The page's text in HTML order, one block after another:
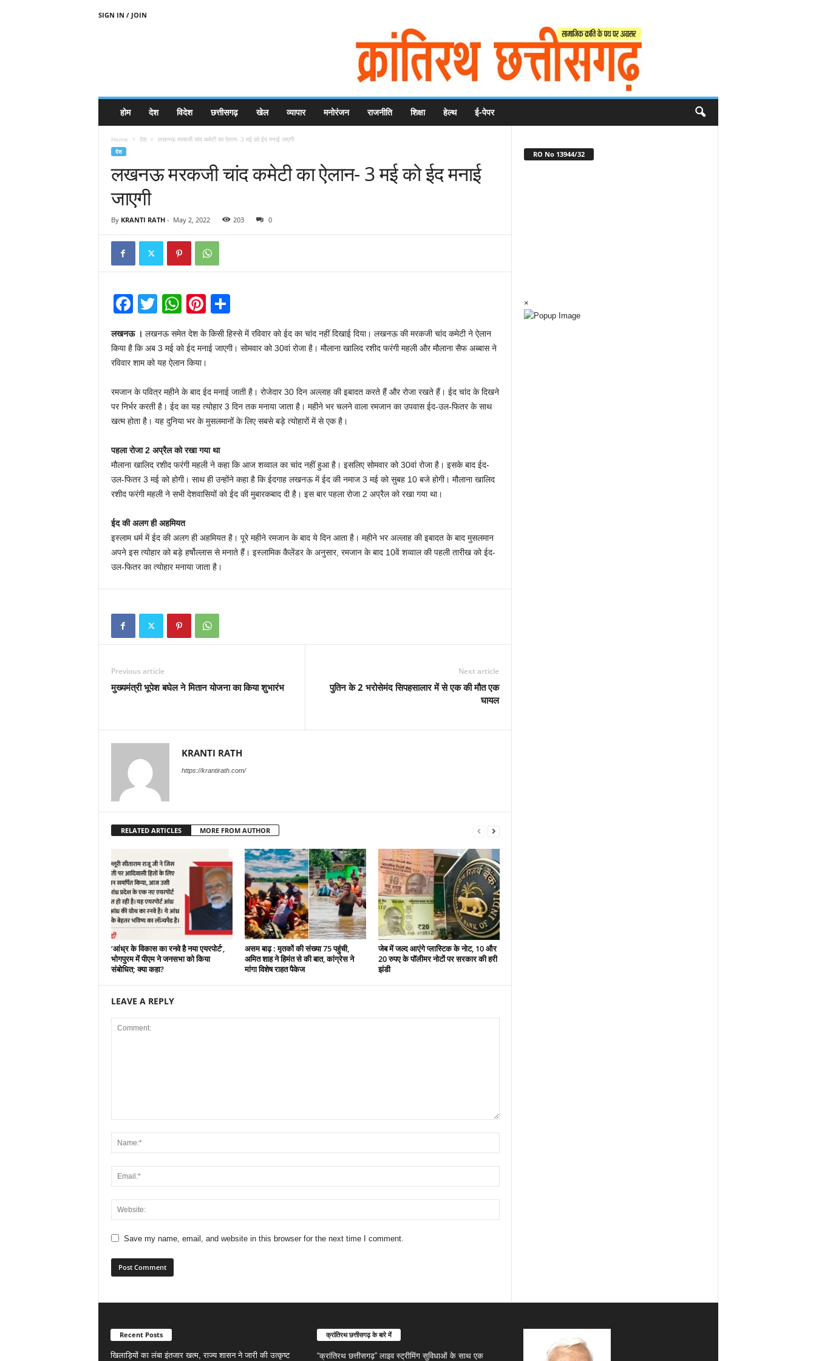
SIGN IN / JOIN
होम देश विदेश छत्तीसगढ़ खेल व्यापार मनोरंजन राजनीति शिक्षा हेल्थ ई-पेपर
Home देश लखनऊ मरकजी चांद कमेटी का ऐलान- 3 मई को ईद मनाई जाएगी
देश
लखनऊ मरकजी चांद कमेटी का ऐलान- 3 मई को ईद मनाई
जाएगी
By KRANTI RATH- May 2, 2022 203 0
F
c
e
b
o
o
k
T
tt
er
W
h
at
s
A
p
p
Pi
nt
er
e
st
h
ar
लखनऊ । लखनऊ समेत देश के किसी हिस्से में रविवार को ईद का चांद नहीं दिखाई दिया। लखनऊ की मरकजी चांद कमेटी ने ऐलान
किया है कि अब 3 मई को ईद मनाई जाएगी। सोमवार को 30वां रोजा है। मौलाना खालिद रशीद फरंगी महली और मौलाना सैफ अब्बास ने
रविवार शाम को यह ऐलान किया।
रमजान के पवित्र महीने के बाद ईद मनाई जाती है। रोजेदार 30 दिन अल्लाह की इबादत करते हैं और रोजा रखते हैं। ईद चांद के दिखने
पर निर्भर करती है। ईद का यह त्योहार 3 दिन तक मनाया जाता है। महीने भर चलने वाला रमजान का उपवास ईद-उल-फितर के साथ
खत्म होता है। यह दुनिया भर के मुसलमानों के लिए सबसे बड़े त्योहारों में से एक है।
पहला रोजा 2 अप्रैल को रखा गया था
मौलाना खालिद रशीद फरंगी महली ने कहा कि आज शव्‍वाल का चांद नहीं हुआ है। इसलिए सोमवार को 30वां रोजा है। इसके बाद ईद-
उल-फितर 3 मई को होगी। साथ ही उन्होंने कहा है कि ईदगाह लखनऊ में ईद की नमाज 3 मई को सुबह 10 बजे होगी। मौलाना खालिद
रशीद फरंगी महली ने सभी देशवासियों को ईद की मुबारकबाद दी है। इस बार पहला रोजा 2 अप्रैल को रखा गया था।
ईद की अलग ही अहमियत
इस्लाम धर्म में ईद की अलग ही अहमियत है। पूरे महीने रमजान के बाद ये दिन आता है। महीने भर अल्लाह की इबादत के बाद मुसलमान
अपने इस त्योहार को बड़े हर्षोल्लास से मनाते हैं। इस्लामिक कैलेंडर के अनुसार, रमजान के बाद 10वें शव्वाल की पहली तारीख को ईद-
उल-फितर का त्योहार मनाया जाता है।
Previous article
मुख्यमंत्री भूपेश बघेल ने मितान योजना का किया शुभारंभ
Next article
पुतिन के 2 भरोसेमंद सिपहसालार में से एक की मौत एक
घायल
KRANTI RATH
https://krantirath.com/
RELATED ARTICLES MORE FROM AUTHOR
‘आंध्र के विकास का रनवे है नया एयरपोर्ट’,
भोगपुरम में पीएम ने जनसभा को किया
संबोधित; क्या कहा?
असम बाढ़ : मृतकों की संख्या 75 पहुंची,
अमित शाह ने हिमंत से की बात, कांग्रेस ने
मांगा विशेष राहत पैकेज
जेब में जल्द आएंगे प्लास्टिक के नोट, 10 और
20 रुपए के पॉलीमर नोटों पर सरकार की हरी
झंडी
LEAVE A REPLY
Save my name, email, and website in this browser for the next time I comment.
RO No 13944/32
×
Recent Posts
खिलाड़ियों का लंबा इंतजार खत्म, राज्य शासन ने जारी की उत्कृष्ट
क्रांतिरथ छत्तीसगढ़ के बारे में
“क्रांतिरथ छत्तीसगढ़” लाइव स्ट्रीमिंग सुविधाओं के साथ एक